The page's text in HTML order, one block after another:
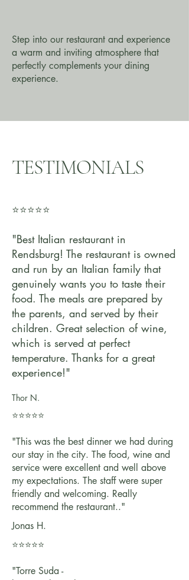
Step into our restaurant and experience
a warm and inviting atmosphere that
perfectly complements your dining
experience.
TESTIMONIALS
⭐⭐⭐⭐⭐
"Best Italian restaurant in
Rendsburg! The restaurant is owned
and run by an Italian family that
genuinely wants you to taste their
food. The meals are prepared by
the parents, and served by their
children. Great selection of wine,
which is served at perfect
temperature. Thanks for a great
experience!"
Thor N.
⭐⭐⭐⭐⭐
"This was the best dinner we had during
our stay in the city. The food, wine and
service were excellent and well above
my expectations. The staff were super
friendly and welcoming. Really
recommend the restaurant.."
Jonas H.
⭐⭐⭐⭐⭐
"Torre Suda -